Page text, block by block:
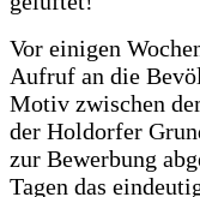
Vor einigen
Aufruf an die
Motiv zwischen
der Holdorfer
zur Bewerbung
Tagen das